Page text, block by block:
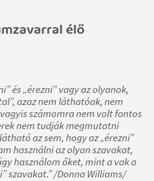
élő
és „érezni” vagy az olyanok,
azaz nem láthatóak, nem
számomra nem volt fontos
nem tudják megmutatni
az sem, hogy az „érezni”
használni az olyan szavakat,
használom őket, mint a vak a
szavakat.” /Donna Williams/